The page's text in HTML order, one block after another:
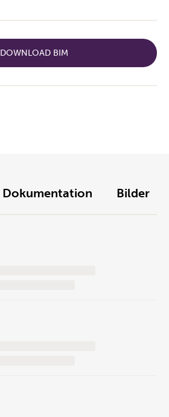
DOWNLOAD BIM
Dokumentation Bilder